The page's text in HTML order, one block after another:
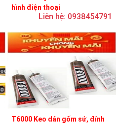
hình điện thoại
Liên hệ: 0938454791
T6000 Keo dán gốm sứ, đính